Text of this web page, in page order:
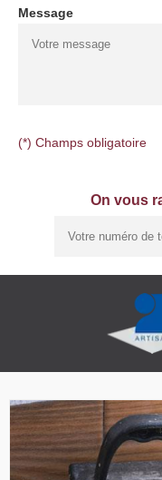
Message
(*) Champs obligatoire
On vous